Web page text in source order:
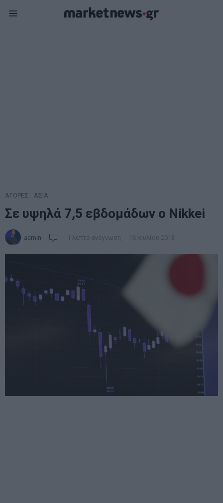
ΑΓΟΡΕΣ ΑΣΙΑ
Σε υψηλά 7,5 εβδομάδων ο Nikkei
admin 1 λεπτό ανάγνωση 16 Ιουλίου 2013